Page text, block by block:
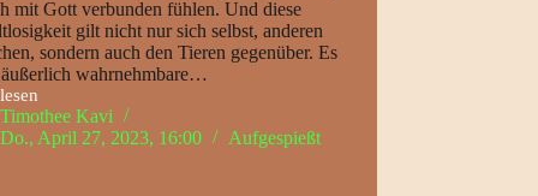
mit Gott verbunden fühlen. Und diese
gilt nicht nur sich selbst, anderen
sondern auch den Tieren gegenüber. Es
wahrnehmbare…
Timothee Kavi
Do., April 27, 2023, 16:00
Aufgespießt